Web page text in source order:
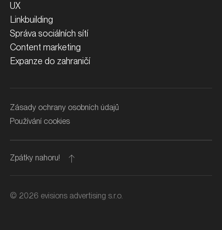
UX
Linkbuilding
Správa sociálních sítí
Content marketing
Expanze do zahraničí
Zásady ochrany osobních údajů
Používání cookies
Zpátky nahoru!
© 2026 evisions advertising s.r.o.